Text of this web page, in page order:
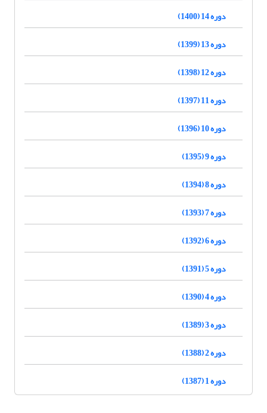
دوره 14 (1400)
دوره 13 (1399)
دوره 12 (1398)
دوره 11 (1397)
دوره 10 (1396)
دوره 9 (1395)
دوره 8 (1394)
دوره 7 (1393)
دوره 6 (1392)
دوره 5 (1391)
دوره 4 (1390)
دوره 3 (1389)
دوره 2 (1388)
دوره 1 (1387)